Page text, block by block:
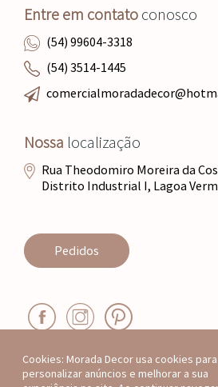
Cookies: Morada Decor usa cookies para
personalizar anúncios e melhorar a sua
Entre em contato conosco
(54) 99604-3318
(54) 3514-1445
Nossa localização
Rua Theodomiro Moreira da
Distrito Industrial I, Lagoa
Pedidos